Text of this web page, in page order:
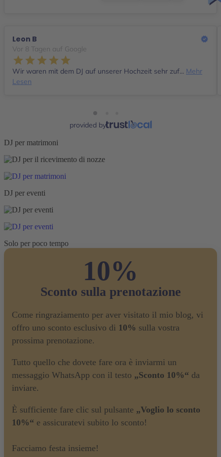
Leon B
Vor 8 Tagen auf Google
Wir waren mit dem DJ auf unserer Hochzeit sehr zuf... Mehr
Lesen
provided by
DJ per matrimoni
DJ per eventi
Solo per poco tempo
10%
Sconto sulla prenotazione
Come ringraziamento per aver visitato il mio blog, vi
offro uno sconto esclusivo di 10% sulla vostra
prossima prenotazione.
Tutto quello che dovete fare ora è inviarmi un
messaggio WhatsApp con il testo „Sconto 10%“ da
inviare.
È sufficiente fare clic sul pulsante „Voglio lo sconto
10%“ e assicuratevi subito lo sconto!
Facciamo festa insieme!